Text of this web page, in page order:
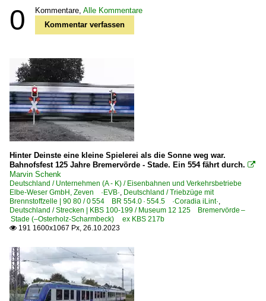
0 Kommentare, Alle Kommentare
Kommentar verfassen
Hinter Deinste eine kleine Spielerei als die Sonne weg war.
Bahnofsfest 125 Jahre Bremervörde - Stade. Ein 554 fährt durch. 
Marvin Schenk
Deutschland / Unternehmen (A - K) / Eisenbahnen und Verkehrsbetriebe
Elbe-Weser GmbH, Zeven ·EVB·, Deutschland / Triebzüge mit
Brennstoffzelle | 90 80 / 0 554 BR 554.0 · 554.5 ·Coradia iLint·,
Deutschland / Strecken | KBS 100-199 / Museum 12 125 Bremervörde –
Stade (–Osterholz-Scharmbeck) ex KBS 217b
 191 1600x1067 Px, 26.10.2023